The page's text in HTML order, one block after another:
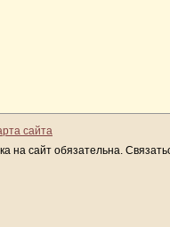
сайта
на сайт обязательна.